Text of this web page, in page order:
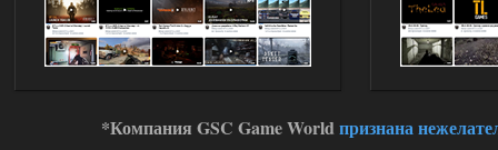
*Компания GSC Game Worldпризнана